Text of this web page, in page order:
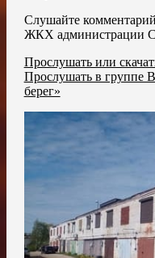
Слушайте комментарий
ЖКХ администрации
Прослушать или
Прослушать в группе
берег»